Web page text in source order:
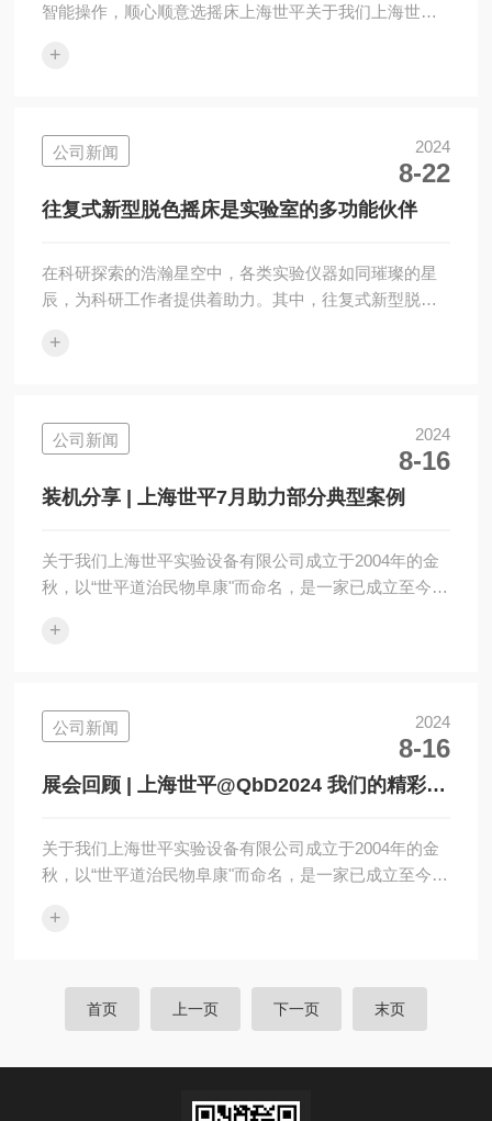
智能操作，顺心顺意选摇床上海世平关于我们上海世平
物阜康”而命名，是一家已成立至今近二十年、专业专心
牌公司，产品涵盖：二氧化碳振荡培养箱、二氧化碳培
养箱、恒温振荡培养箱、摇瓶机等八大系列，产品远销
全球多个国家和地区。END
+
公司新闻 2024
8-22
往复式新型脱色摇床是实验室的多功能伙伴
在科研探索的浩瀚星空中，各类实验仪器如同璀璨的星
辰，为科研工作者提供着助力。其中，往复式新型脱色
领域，成为了众多科研项目中的重要工具。一、实验室
晃服务。这一特性使得它在电泳凝胶的固定、染色及脱
色等操作中展现出非凡的能力。无论是考马斯蓝染色还
是硝酸银染色，往复式脱色摇床都能确保染色过程均
匀，为后续的实验分析奠定坚实的基础。不仅如此，在
+
公司新闻 2024
8-16
装机分享 | 上海世平7月助力部分典型案例
关于我们上海世平实验设备有限公司成立于2004年的金
秋，以“世平道治民物阜康"而命名，是一家已成立至今近
业微生物和细胞等培养解决方案、集研发/生产/销售/售
大系列，产品远销全球多个国家和地区。往期推荐·喜迎
世平20周年|寻找年代悠久世平摇床有奖活动开始啦！喜
迎世平20周年|响应国家政策开展以旧换新的活动方案喜
讯|上海世平再次斩获202...
+
公司新闻 2024
8-16
展会回顾 | 上海世平@QbD2024 我们的精彩，
关于我们上海世平实验设备有限公司成立于2004年的金
秋，以“世平道治民物阜康"而命名，是一家已成立至今近
业微生物和细胞等培养解决方案、集研发/生产/销售/售
大系列，产品远销全球多个国家和地区。往期推荐·喜迎
世平20周年|寻找年代悠久世平摇床有奖活动开始啦！喜
+
首页 上一页 下一页 末页